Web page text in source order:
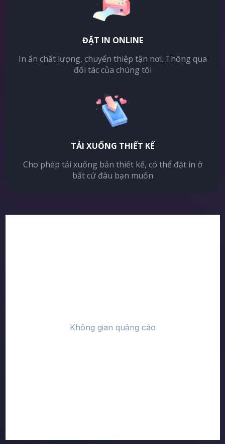
ĐẶT IN ONLINE
In ấn chất lượng, chuyển thiệp tận nơi. Thông qua
đối tác của chúng tôi
TẢI XUỐNG THIẾT KẾ
Cho phép tải xuống bản thiết kế, có thể đặt in ở
bất cứ đâu bạn muốn